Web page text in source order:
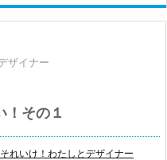
ザイナー
！その１
それいけ！わたしとデザイナー